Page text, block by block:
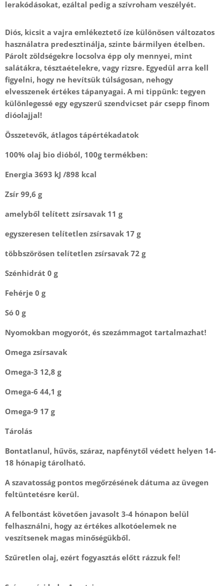
lerakódásokat, ezáltal pedig a szívroham veszélyét.
Diós, kicsit a vajra emlékeztető íze különösen változatos
használatra predesztinálja, szinte bármilyen ételben.
Párolt zöldségekre locsolva épp oly mennyei, mint
salátákra, tésztaételekre, vagy rizsre. Egyedül arra kell
figyelni, hogy ne hevítsük túlságosan, nehogy
elvesszenek értékes tápanyagai. A mi tippünk: tegyen
különlegessé egy egyszerű szendvicset pár csepp finom
dióolajjal!
Összetevők, átlagos tápértékadatok
100% olaj bio dióból, 100g termékben:
Energia 3693 kJ /898 kcal
Zsír 99,6 g
amelyből telített zsírsavak 11 g
egyszeresen telítetlen zsírsavak 17 g
többszörösen telítetlen zsírsavak 72 g
Szénhidrát 0 g
Fehérje 0 g
Só 0 g
Nyomokban mogyorót, és szezámmagot tartalmazhat!
Omega zsírsavak
Omega-3 12,8 g
Omega-6 44,1 g
Omega-9 17 g
Tárolás
Bontatlanul, hűvös, száraz, napfénytől védett helyen 14-
18 hónapig tárolható.
A szavatosság pontos megőrzésének dátuma az üvegen
feltüntetésre kerül.
A felbontást követően javasolt 3-4 hónapon belül
felhasználni, hogy az értékes alkotóelemek ne
veszítsenek magas minőségükből.
Szűretlen olaj, ezért fogyasztás előtt rázzuk fel!